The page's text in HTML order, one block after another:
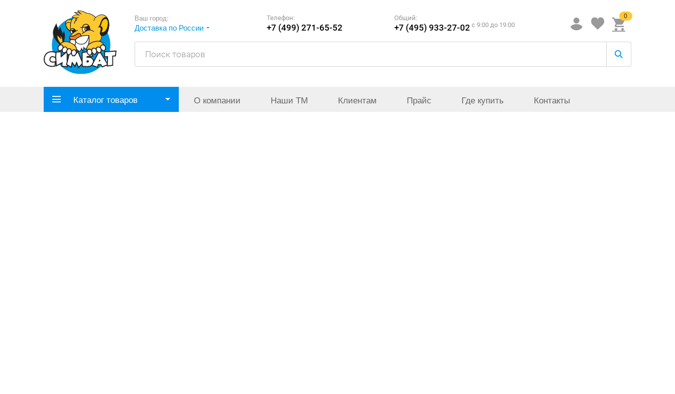
Ваш город:
Доставка по России
Телефон:
+7 (499) 271-65-52
Общий:
+7 (495) 933-27-02 c 9:00 до 19:00
0
Каталог товаров О компании Наши ТМ Клиентам Прайс Где купить Контакты